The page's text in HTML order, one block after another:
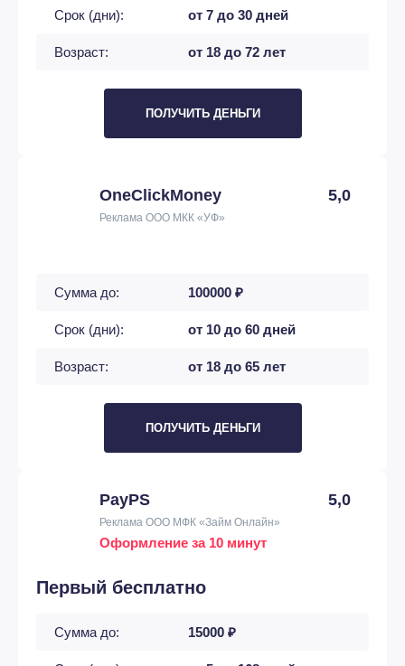
Срок (дни): от 7 до 30 дней
Возраст: от 18 до 72 лет
ПОЛУЧИТЬ ДЕНЬГИ
OneClickMoney 5,0
Реклама ООО МКК «УФ»
Сумма до: 100000 ₽
Срок (дни): от 10 до 60 дней
Возраст: от 18 до 65 лет
ПОЛУЧИТЬ ДЕНЬГИ
PayPS 5,0
Реклама ООО МФК «Займ Онлайн»
Оформление за 10 минут
Первый бесплатно
Сумма до: 15000 ₽